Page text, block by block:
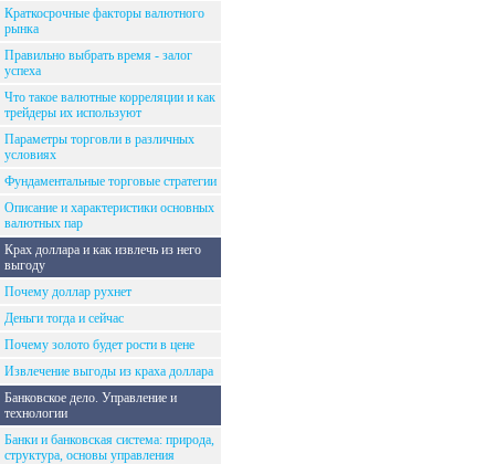
Краткосрочные факторы валютного
рынка
Правильно выбрать время - залог
успеха
Что такое валютные корреляции и как
трейдеры их используют
Параметры торговли в различных
условиях
Фундаментальные торговые стратегии
Описание и характеристики основных
валютных пар
Крах доллара и как извлечь из него
выгоду
Почему доллар рухнет
Деньги тогда и сейчас
Почему золото будет рости в цене
Извлечение выгоды из краха доллара
Банковское дело. Управление и
технологии
Банки и банковская система: природа,
структура, основы управления